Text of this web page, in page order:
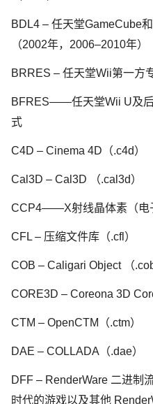
BDL4 – 任天堂GameCube
（2002年，2006–2010年）
BRRES – 任天堂Wii第一方
BFRES——任天堂Wii U及
式
C4D – Cinema 4D（.c4d）
Cal3D – Cal3D （.cal3d）
CCP4——X射线晶体素（电
CFL – 压缩文件库（.cfl）
COB – Caligari Object （.cob
CORE3D – Coreona 3D
CTM – OpenCTM（.ctm）
DAE – COLLADA（.dae）
DFF – RenderWare 二进制
时代的游戏以及其他